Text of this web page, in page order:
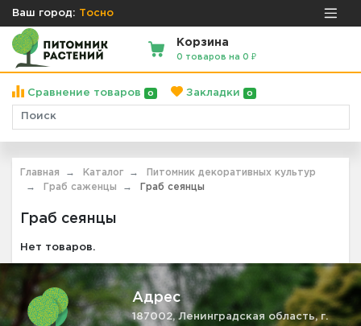
Ваш город: Тосно
Корзина
0 товаров на 0 ₽
Сравнение товаров 0 Закладки 0
Главная Каталог
Питомник декоративных культур
Граб саженцы
Граб сеянцы
Граб сеянцы
Нет товаров.
Адрес
187002, Ленинградская область, г.